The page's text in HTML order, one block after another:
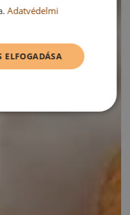
Adatvédelmi
ELFOGADÁSA